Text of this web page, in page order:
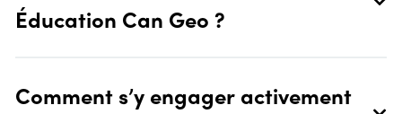
Éducation Can Geo ?
Comment s’y engager activement